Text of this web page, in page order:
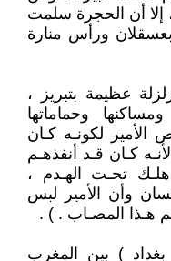
إلا أن الحجرة سلمت
ورأس منارة
عظيمة بتبريز ،
وحماماتها
الأمير لكونـه كـان
كـان قـد أنفذهـم
تحـت الهـدم ،
وأن الأمير لبس
هـذا المصـاب . ) ‏.‏
) بين المغرب